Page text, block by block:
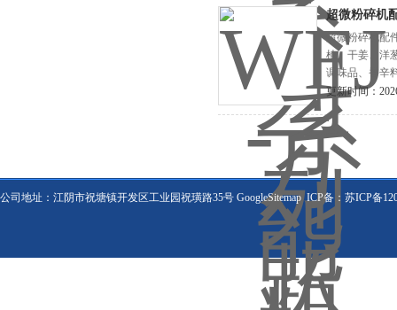
超微粉碎机
超微粉碎机配
楂、干姜、洋
调味品、香辛
超细粉碎。
更新时间：
公司地址：江阴市祝塘镇开发区工业园祝璜路35号 GoogleSitemap ICP备： 苏ICP备